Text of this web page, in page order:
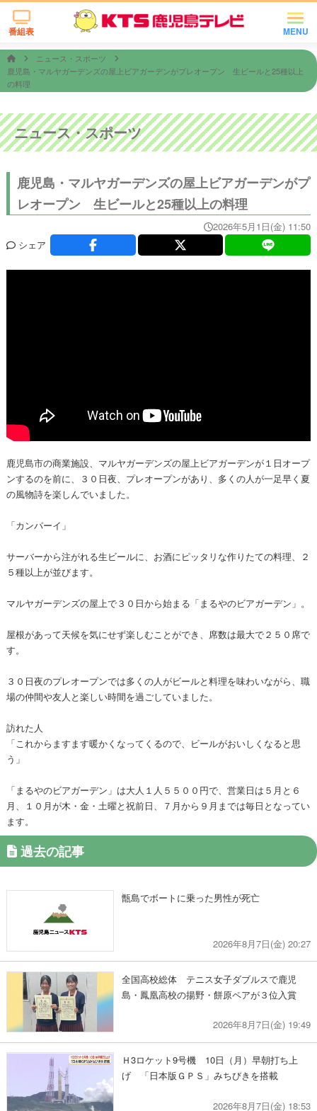
MENU
番組表
ニュース・スポーツ
鹿児島・マルヤガーデンズの屋上ビアガーデンがプレオープン 生ビールと25種以上
の料理
ニュース・スポーツ
鹿児島・マルヤガーデンズの屋上ビアガーデンがプ
レオープン 生ビールと25種以上の料理
2026年5月1日(金) 11:50
シェア
鹿児島市の商業施設、マルヤガーデンズの屋上ビアガーデンが１日オープ
ンするのを前に、３０日夜、プレオープンがあり、多くの人が一足早く夏
の風物詩を楽しんでいました。
「カンパーイ」
サーバーから注がれる生ビールに、お酒にピッタリな作りたての料理、２
５種以上が並びます。
マルヤガーデンズの屋上で３０日から始まる「まるやのビアガーデン」。
屋根があって天候を気にせず楽しむことができ、席数は最大で２５０席で
す。
３０日夜のプレオープンでは多くの人がビールと料理を味わいながら、職
場の仲間や友人と楽しい時間を過ごしていました。
訪れた人
「これからますます暖かくなってくるので、ビールがおいしくなると思
う」
「まるやのビアガーデン」は大人１人５５００円で、営業日は５月と６
月、１０月が木・金・土曜と祝前日、７月から９月までは毎日となってい
ます。
過去の記事
甑島でボートに乗った男性が死亡
2026年8月7日(金) 20:27
全国高校総体 テニス女子ダブルスで鹿児
島・鳳凰高校の揚野・餅原ペアが３位入賞
2026年8月7日(金) 19:49
Ｈ3ロケット9号機 10日（月）早朝打ち上
げ 「日本版ＧＰＳ」みちびきを搭載
2026年8月7日(金) 18:53